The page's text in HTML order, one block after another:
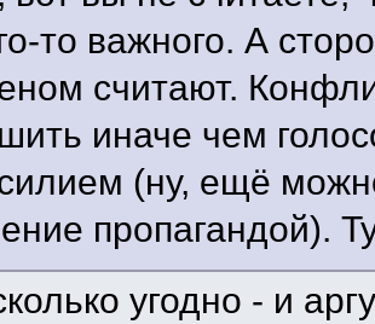
то важного. А
считают.
иначе чем
(ну, ещё
пропагандой).
угодно - и